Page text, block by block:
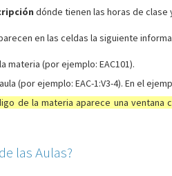
dónde tienen las horas de clase
en las celdas la siguiente
materia (por ejemplo: EAC101).
(por ejemplo: EAC-1:V3-4). En el
de la materia aparece una
las Aulas?